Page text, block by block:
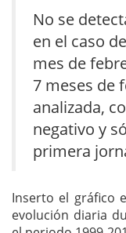
No se
en el caso
mes de
7 meses de
analizada,
negativo y
primera
Inserto el gráfico
evolución diaria